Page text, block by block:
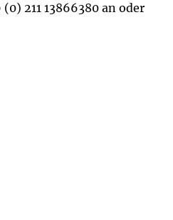
211 13866380 an oder